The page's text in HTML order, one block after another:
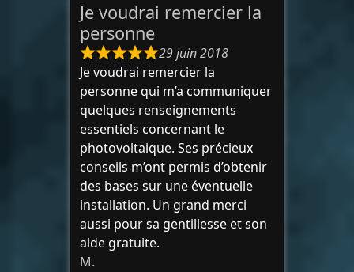
Je voudrai remercier la
personne
29 juin 2018
Je voudrai remercier la
personne qui m’a communiquer
quelques renseignements
essentiels concernant le
photovoltaique. Ses précieux
conseils m’ont permis d’obtenir
des bases sur une éventuelle
installation. Un grand merci
aussi pour sa gentillesse et son
aide gratuite.
M.